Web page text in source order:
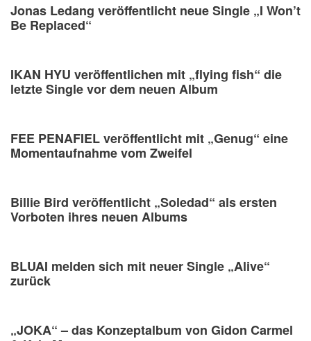
Jonas Ledang veröffentlicht neue Single „I Won’t
Be Replaced“
IKAN HYU veröffentlichen mit „flying fish“ die
letzte Single vor dem neuen Album
FEE PENAFIEL veröffentlicht mit „Genug“ eine
Momentaufnahme vom Zweifel
Billie Bird veröffentlicht „Soledad“ als ersten
Vorboten ihres neuen Albums
BLUAI melden sich mit neuer Single „Alive“
zurück
„JOKA“ – das Konzeptalbum von Gidon Carmel